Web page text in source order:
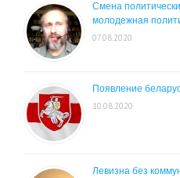
Смена
молодежная
07.08.2020
Появление
10.08.2020
Левизна без